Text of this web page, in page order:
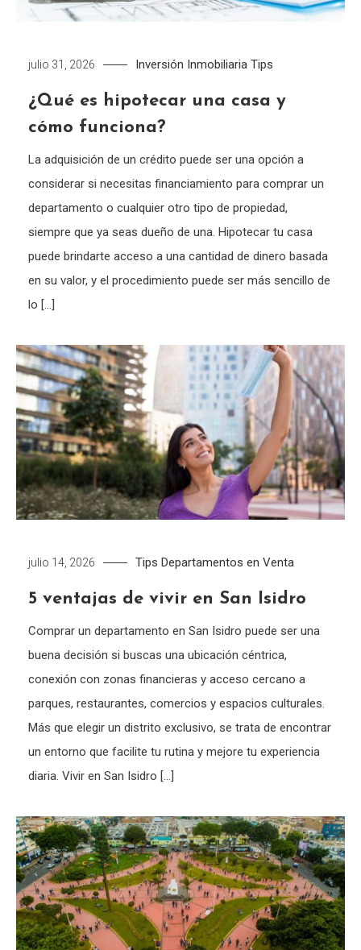
julio 31, 2026 Inversión Inmobiliaria Tips
¿Qué es hipotecar una casa y
cómo funciona?
La adquisición de un crédito puede ser una opción a
considerar si necesitas financiamiento para comprar un
departamento o cualquier otro tipo de propiedad,
siempre que ya seas dueño de una. Hipotecar tu casa
puede brindarte acceso a una cantidad de dinero basada
en su valor, y el procedimiento puede ser más sencillo de
lo […]
julio 14, 2026 Tips Departamentos en Venta
5 ventajas de vivir en San Isidro
Comprar un departamento en San Isidro puede ser una
buena decisión si buscas una ubicación céntrica,
conexión con zonas financieras y acceso cercano a
parques, restaurantes, comercios y espacios culturales.
Más que elegir un distrito exclusivo, se trata de encontrar
un entorno que facilite tu rutina y mejore tu experiencia
diaria. Vivir en San Isidro […]